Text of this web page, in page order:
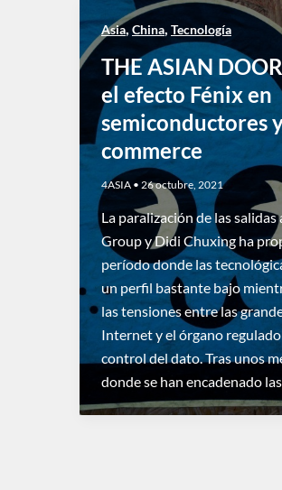
Asia, China, Tecnología
THE ASIAN
el efecto Fénix en
semiconductores
commerce
4ASIA • 26 octubre, 2021
La paralización de las
Group y Didi Chuxing ha
período donde las
un perfil bastante bajo
las tensiones entre las
Internet y el órgano
control del dato. Tras unos
donde se han encadenado